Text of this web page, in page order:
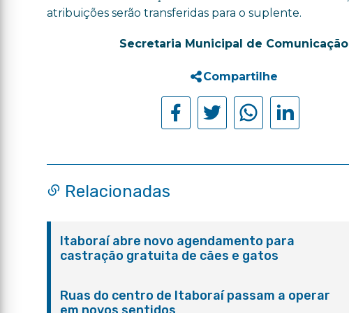
atribuições serão transferidas para o suplente.
Secretaria Municipal de Comunicação
Compartilhe
Relacionadas
Itaboraí abre novo agendamento para
castração gratuita de cães e gatos
Ruas do centro de Itaboraí passam a operar